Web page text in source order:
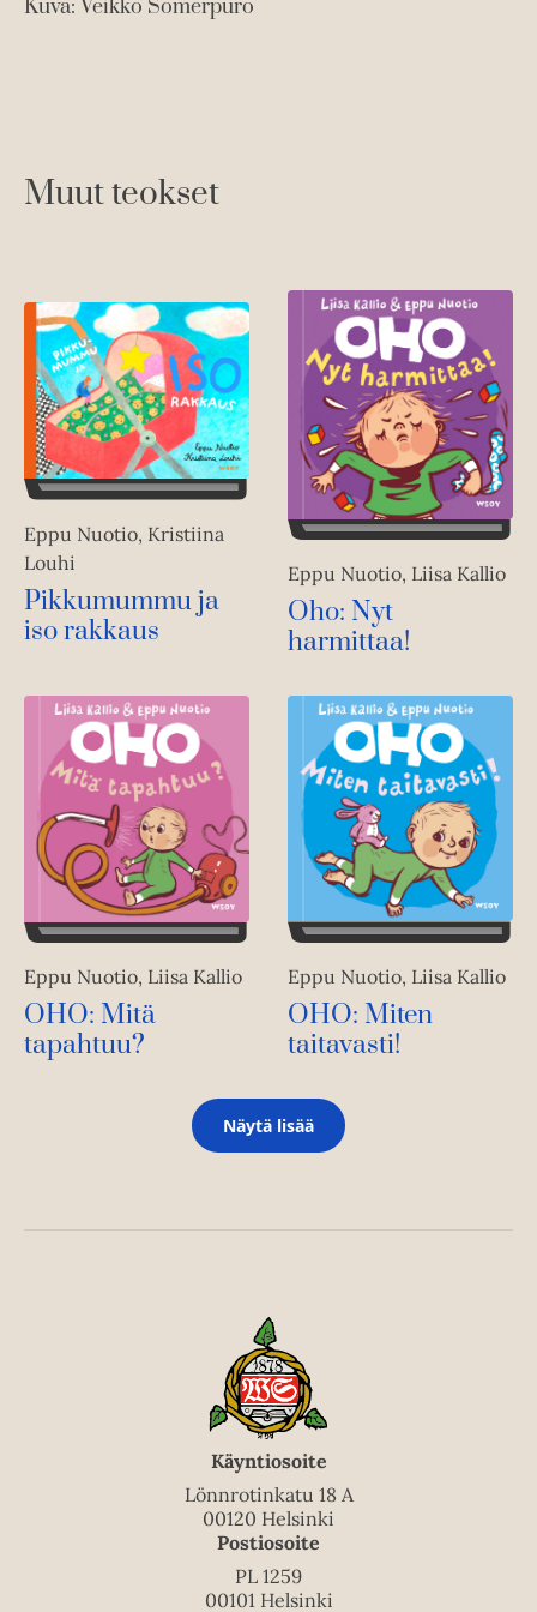
Kuva: Veikko Somerpuro
Muut teokset
Eppu Nuotio, Kristiina
Louhi
Pikkumummu ja
iso rakkaus
Eppu Nuotio, Liisa Kallio
Oho: Nyt
harmittaa!
Eppu Nuotio, Liisa Kallio
OHO: Mitä
tapahtuu?
Eppu Nuotio, Liisa Kallio
OHO: Miten
taitavasti!
Näytä lisää
Käyntiosoite
Lönnrotinkatu 18 A
00120 Helsinki
Postiosoite
PL 1259
00101 Helsinki